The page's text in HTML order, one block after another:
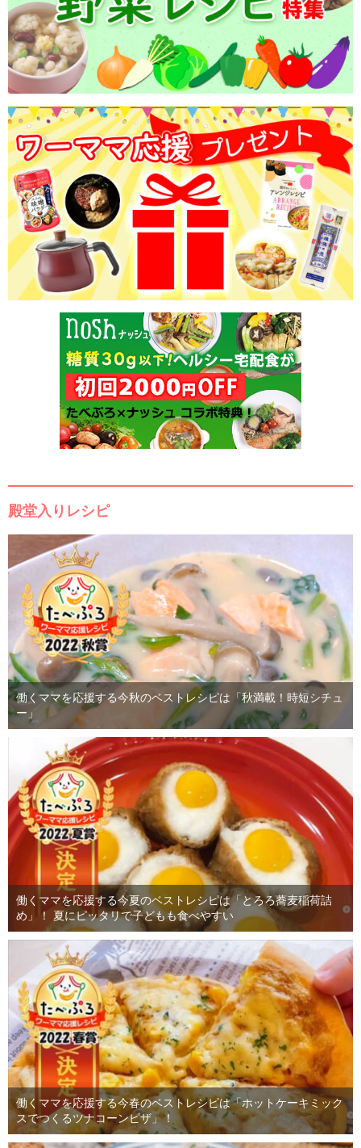
殿堂入りレシピ
働くママを応援する今秋のベストレシピは「秋満載！時短シチュ
ー」
働くママを応援する今夏のベストレシピは「とろろ蕎麦稲荷詰
め」！ 夏にピッタリで子どもも食べやすい
働くママを応援する今春のベストレシピは「ホットケーキミック
スでつくるツナコーンピザ」！